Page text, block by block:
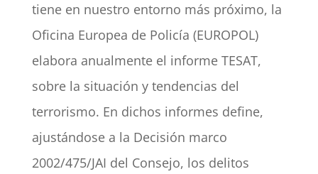
tiene en nuestro entorno más próximo, la
Oficina Europea de Policía (EUROPOL)
elabora anualmente el informe TESAT,
sobre la situación y tendencias del
terrorismo. En dichos informes define,
ajustándose a la Decisión marco
2002/475/JAI del Consejo, los delitos